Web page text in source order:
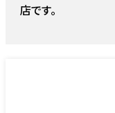
店です。